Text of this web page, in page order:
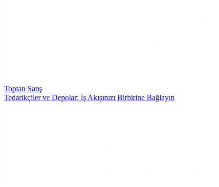
Toptan Satış
Tedarikçiler ve Depolar: İş Akışınızı Birbirine Bağlayın